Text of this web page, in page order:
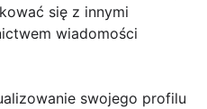
się z innymi
wiadomości
swojego profilu